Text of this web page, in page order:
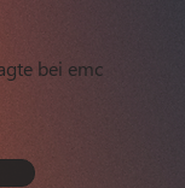
bei emc